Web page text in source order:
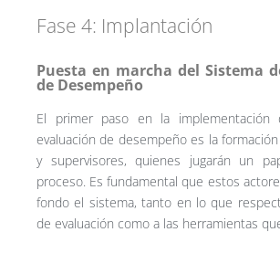
Fase 4: Implantación
Puesta en marcha del Sistema
de Desempeño
El primer paso en la implementación
evaluación de desempeño es la
y supervisores, quienes jugarán un
proceso. Es fundamental que estos
fondo el sistema, tanto en lo que
de evaluación como a las herramientas